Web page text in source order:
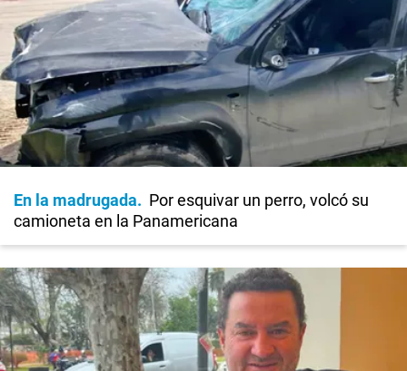
En la madrugada
Por esquivar un perro, volcó su
camioneta en la Panamericana